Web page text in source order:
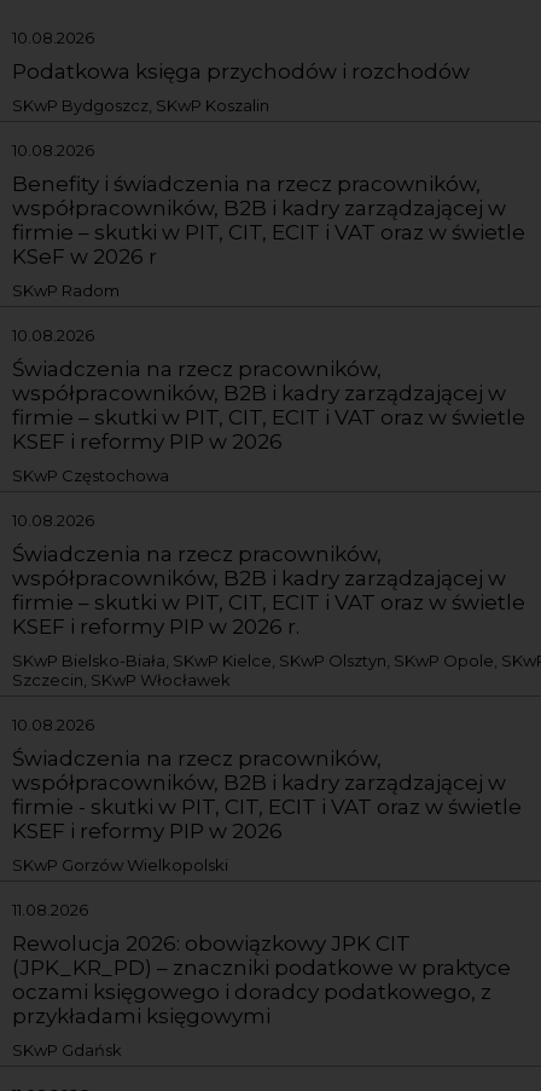
10.08.2026
Podatkowa księga przychodów i rozchodów
SKwP Bydgoszcz, SKwP Koszalin
10.08.2026
Benefity i świadczenia na rzecz pracowników,
współpracowników, B2B i kadry zarządzającej w
firmie – skutki w PIT, CIT, ECIT i VAT oraz w świetle
KSeF w 2026 r
SKwP Radom
10.08.2026
Świadczenia na rzecz pracowników,
współpracowników, B2B i kadry zarządzającej w
firmie – skutki w PIT, CIT, ECIT i VAT oraz w świetle
KSEF i reformy PIP w 2026
SKwP Częstochowa
10.08.2026
Świadczenia na rzecz pracowników,
współpracowników, B2B i kadry zarządzającej w
firmie – skutki w PIT, CIT, ECIT i VAT oraz w świetle
KSEF i reformy PIP w 2026 r.
SKwP Bielsko-Biała, SKwP Kielce, SKwP Olsztyn, SKwP Opole,
Szczecin, SKwP Włocławek
10.08.2026
Świadczenia na rzecz pracowników,
współpracowników, B2B i kadry zarządzającej w
firmie - skutki w PIT, CIT, ECIT i VAT oraz w świetle
KSEF i reformy PIP w 2026
SKwP Gorzów Wielkopolski
11.08.2026
Rewolucja 2026: obowiązkowy JPK CIT
(JPK_KR_PD) – znaczniki podatkowe w praktyce
oczami księgowego i doradcy podatkowego, z
przykładami księgowymi
SKwP Gdańsk